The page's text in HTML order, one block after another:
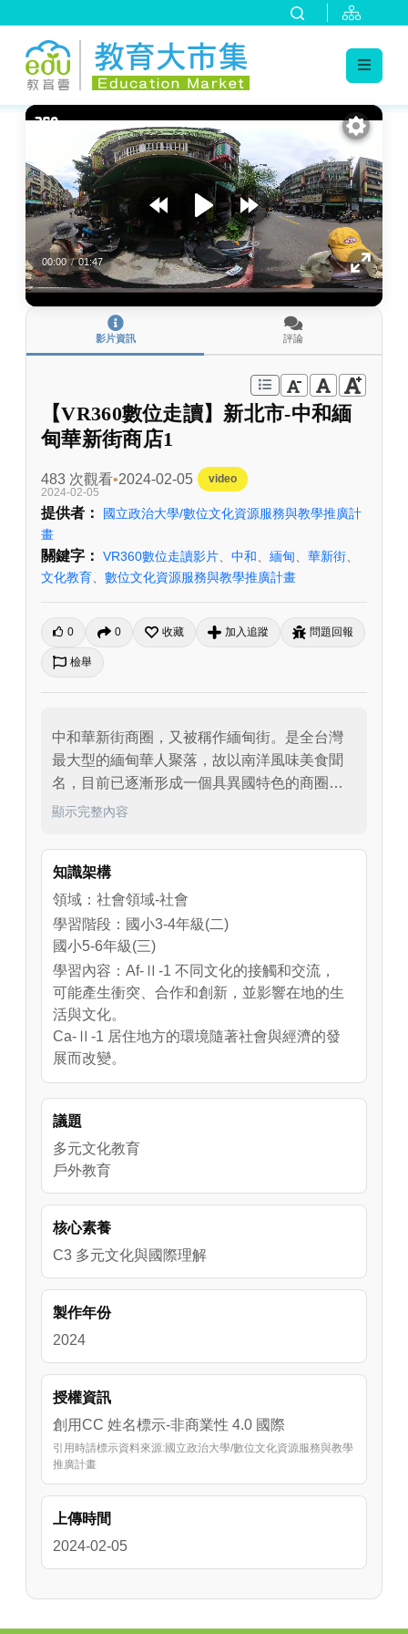
:::
00:00 / 01:47
影片資訊 評論
【VR360數位走讀】新北市-中和緬
甸華新街商店1
483 次觀看 2024-02-05
video
2024-02-05
提供者：
國立政治大學/數位文化資源服務與教學推廣計
畫
關鍵字： VR360數位走讀影片 中和 緬甸 華新街
文化教育
數位文化資源服務與教學推廣計畫
0 0 收藏 加入追蹤 問題回報
檢舉
中和華新街商圈，又被稱作緬甸街。是全台灣
最大型的緬甸華人聚落，故以南洋風味美食聞
名，目前已逐漸形成一個具異國特色的商圈，
平日以在臺緬甸人為主，假日則以外來客為
顯示完整內容
知識架構
領域：社會領域-社會
學習階段：國小3-4年級(二)
國小5-6年級(三)
學習內容：Af-Ⅱ-1 不同文化的接觸和交流，
可能產生衝突、合作和創新，並影響在地的生
活與文化。
Ca-Ⅱ-1 居住地方的環境隨著社會與經濟的發
展而改變。
Bc-Ⅲ-1 族群或地區的文化特色，各有其產生
的背景因素，因而形塑臺灣多元豐富的文化內
涵。
議題
多元文化教育
戶外教育
核心素養
C3 多元文化與國際理解
製作年份
2024
授權資訊
創用CC 姓名標示-非商業性 4.0 國際
引用時請標示資料來源:國立政治大學/數位文化資源服務與教學
推廣計畫
上傳時間
2024-02-05